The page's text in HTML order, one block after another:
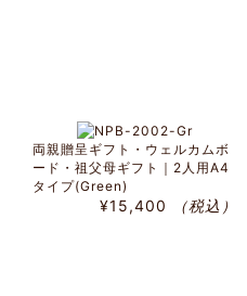
両親贈呈ギフト・ウェルカムボ
ード・祖父母ギフト｜2人用A4
タイプ(Green)
¥15,400 （税込）